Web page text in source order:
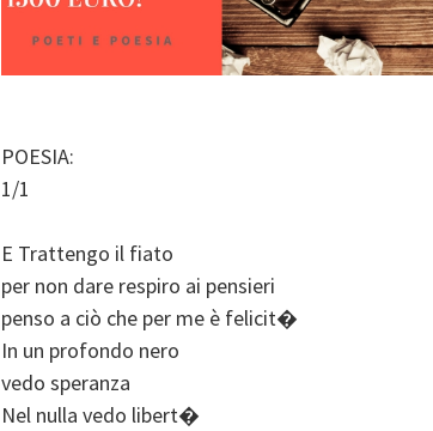
POESIA:
1/1
E Trattengo il fiato
per non dare respiro ai pensieri
penso a ciò che per me è felicit�
In un profondo nero
vedo speranza
Nel nulla vedo libert�